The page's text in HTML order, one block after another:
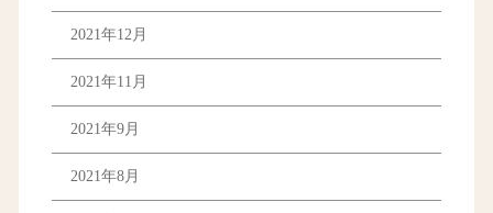
2021年12月
2021年11月
2021年9月
2021年8月